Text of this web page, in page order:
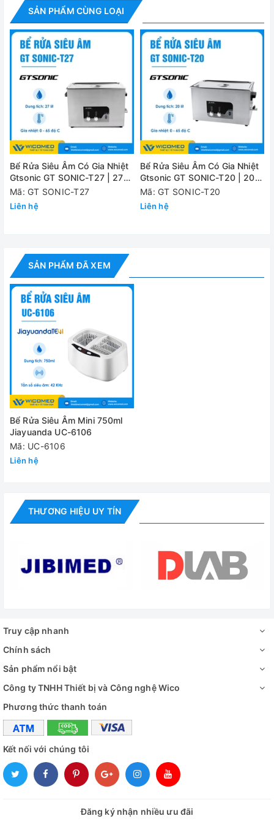
Model UC-6106
Dung tích bể
Kích thước
trong bể
150*126*44mm
Công suất siêu
âm
35W
Dải thời gian cài
đặt
Tần số siêu âm
Nguồn điện 220V/50Hz
Cung cấp bao gồm:
✅Bể rửa siêu âm UC-6106
✅ Bộ phụ kiện tiêu chuẩn
✅ Hướng dẫn sử dụng
Đánh giá
SẢN PHẨM CÙNG LOẠI
Bể Rửa Siêu Âm Có Gia Nhiệt
Gtsonic GT SONIC-T27 | 27
Lít
Mã: GT SONIC-T27
Liên hệ
Bể Rửa Siêu Âm Có Gia Nhiệt
Gtsonic GT SONIC-T20 | 20
Lít
Mã: GT SONIC-T20
Liên hệ
SẢN PHẨM ĐÃ XEM
Bể Rửa Siêu Âm Mini 750ml
Jiayuanda UC-6106
Mã: UC-6106
Liên hệ
THƯƠNG HIỆU UY TÍN
Truy cập nhanh
Chính sách
Sản phẩm nổi bật
Công ty TNHH Thiết bị và Công nghệ Wico
Phương thức thanh toán
Kết nối với chúng tôi
Đăng ký nhận nhiều ưu đãi